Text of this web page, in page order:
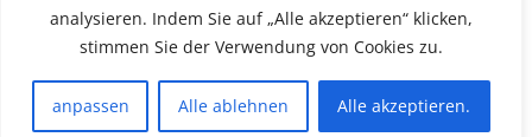
analysieren. Indem Sie auf „Alle akzeptieren“ klicken,
stimmen Sie der Verwendung von Cookies zu.
anpassen Alle ablehnen Alle akzeptieren.
Copyright © 2026 Pfarreiengemeinschaft Freisen -
Bradbury